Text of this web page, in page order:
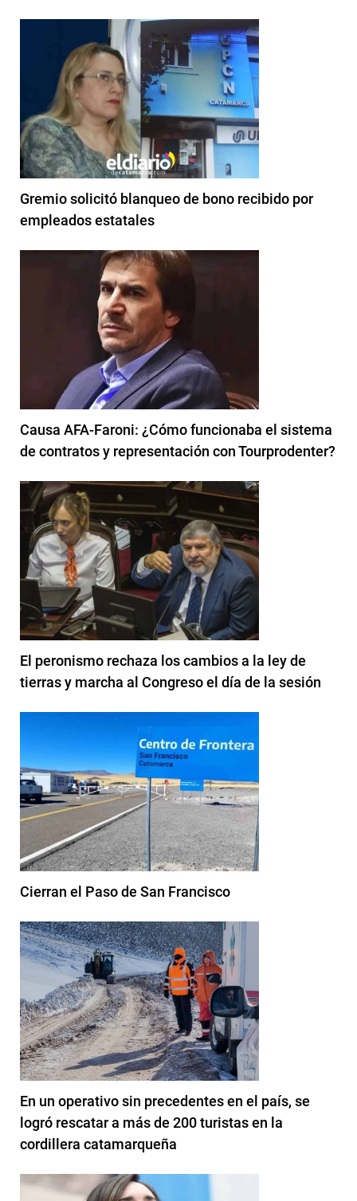
Gremio solicitó blanqueo de bono recibido por
empleados estatales
Causa AFA-Faroni: ¿Cómo funcionaba el sistema
de contratos y representación con Tourprodenter?
El peronismo rechaza los cambios a la ley de
tierras y marcha al Congreso el día de la sesión
Cierran el Paso de San Francisco
En un operativo sin precedentes en el país, se
logró rescatar a más de 200 turistas en la
cordillera catamarqueña